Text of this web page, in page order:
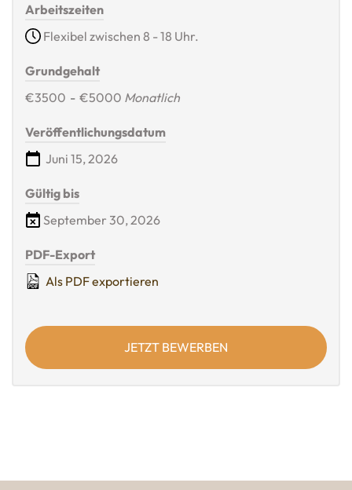
Arbeitszeiten
Flexibel zwischen 8 - 18 Uhr.
Grundgehalt
€3500 - €5000 Monatlich
Veröffentlichungsdatum
Juni 15, 2026
Gültig bis
September 30, 2026
PDF-Export
Als PDF exportieren
JETZT BEWERBEN